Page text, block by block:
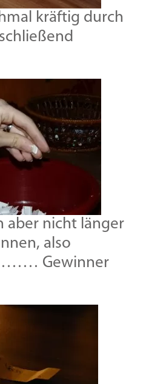
kräftig durch
aber nicht länger
also
Gewinner